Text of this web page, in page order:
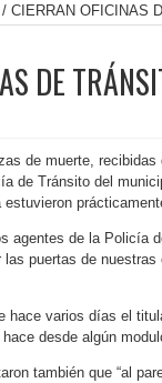
/ CIERRAN OFICINAS
DE
de muerte,
de Tránsito del
estuvieron
agentes de la Policía
las puertas de
hace varios días el
desde algún
también que “al